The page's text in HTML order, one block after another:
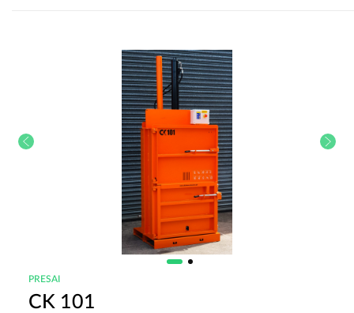
PRESAI
CK 101